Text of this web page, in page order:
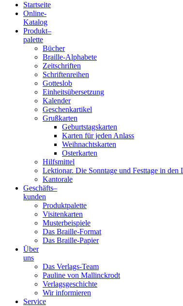
Blindenschrift-
Verlag
Druckerei
gGmbH
Startseite
Online-
Katalog
Produkt–
palette
Bücher
Braille-Alphabete
Zeitschriften
Schriftenreihen
Gotteslob
Einheitsübersetzung
Kalender
Geschenkartikel
Grußkarten
Geburtstagskarten
Karten für jeden Anlass
Weihnachtskarten
Osterkarten
Hilfsmittel
Lektionar. Die Sonntage und Festtage in
Kantorale
Geschäfts­–
kunden
Produktpalette
Visitenkarten
Musterbeispiele
Das Braille-Format
Das Braille-Papier
Über
uns
Das Verlags-Team
Pauline von Mallinckrodt
Verlagsgeschichte
Wir informieren
Service